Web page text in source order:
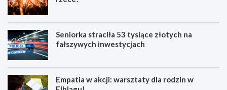
Seniorka straciła 53 tysiące złotych na
fałszywych inwestycjach
Empatia w akcji: warsztaty dla rodzin w